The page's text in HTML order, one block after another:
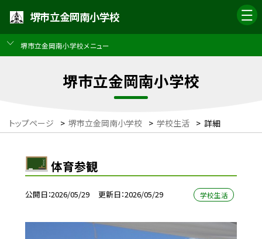
堺市立金岡南小学校
堺市立金岡南小学校メニュー
堺市立金岡南小学校
トップページ > 堺市立金岡南小学校 > 学校生活 > 詳細
体育参観
公開日 2026/05/29 更新日 2026/05/29 学校生活